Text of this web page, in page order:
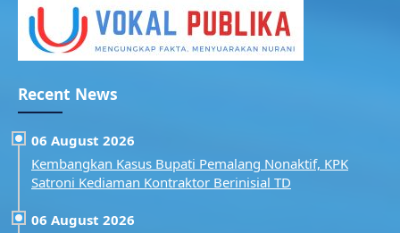
Recent News
06 August 2026
Kembangkan Kasus Bupati Pemalang Nonaktif, KPK
Satroni Kediaman Kontraktor Berinisial TD
06 August 2026